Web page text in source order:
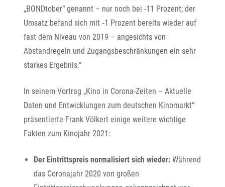
„BONDtober“ genannt – nur noch bei -11 Prozent; der
Umsatz befand sich mit ‐1 Prozent bereits wieder auf
fast dem Niveau von 2019 – angesichts von
Abstandregeln und Zugangsbeschränkungen ein sehr
starkes Ergebnis.“
In seinem Vortrag „Kino in Corona-Zeiten – Aktuelle
Daten und Entwicklungen zum deutschen Kinomarkt“
präsentierte Frank Völkert einige weitere wichtige
Fakten zum Kinojahr 2021:
Der Eintrittspreis normalisiert sich wieder: Während
das Coronajahr 2020 von großen